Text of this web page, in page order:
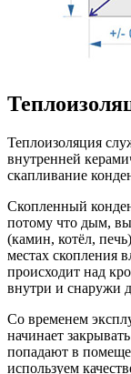
Теплоизоляция
внутренней
скапливание
Скопленный
потому что дым,
(камин, котёл,
местах скопления
происходит над
внутри и снаружи
Со временем
начинает
попадают в
используем